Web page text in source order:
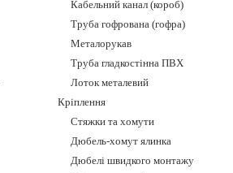
Кабельний канал (короб)
Труба гофрована (гофра)
Металорукав
Труба гладкостінна ПВХ
Лоток металевий
Кріплення
Стяжки та хомути
Дюбель-хомут ялинка
Дюбелі швидкого монтажу